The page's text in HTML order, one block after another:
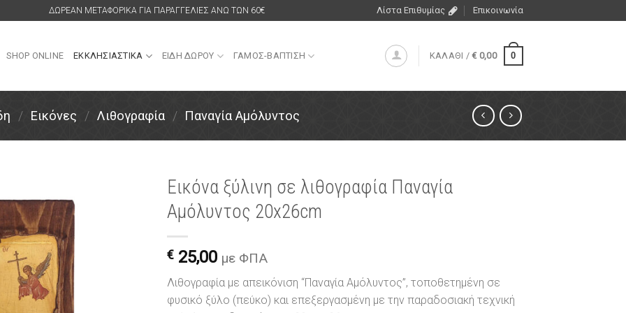
ΔΩΡΕΑΝ ΜΕΤΑΦΟΡΙΚΑ ΓΙΑ ΠΑΡΑΓΓΕΛΙΕΣ ΑΝΩ ΤΩΝ 60€ Λίστα Επιθυμίας Επικοινωνία
SHOP ONLINE ΕΚΚΛΗΣΙΑΣΤΙΚΑ ΕΙΔΗ ΔΩΡΟΥ ΓΑΜΟΣ-ΒΑΠΤΙΣΗ ΚΑΛΑΘΙ /€ 0,00 0
/ Εικόνες / Λιθογραφία / Παναγία Αμόλυντος
Εικόνα ξύλινη σε λιθογραφία Παναγία
Αμόλυντος 20x26cm
€ 25,00 με ΦΠΑ
Λιθογραφία με απεικόνιση “Παναγία Αμόλυντος”, τοποθετημένη σε
φυσικό ξύλο (πεύκο) και επεξεργασμένη με την παραδοσιακή τεχνική